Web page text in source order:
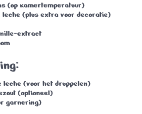
(op kamertemperatuur)
leche (plus extra voor decoratie)
extract
leche (voor het druppelen)
(optioneel)
garnering)